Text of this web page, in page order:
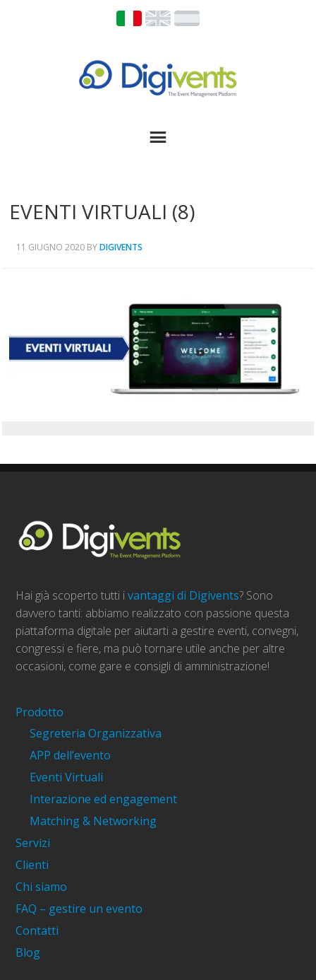
EVENTI VIRTUALI (8)
11 GIUGNO 2020 BYDIGIVENTS
Hai già scoperto tutti ivantaggi di Digivents? Sono
davvero tanti: abbiamo realizzato con passione questa
piattaforma digitale per aiutarti a gestire eventi, convegni,
congressi e fiere, ma può tornare utile anche per altre
occasioni, come gare e consigli di amministrazione!
Prodotto
Segreteria Organizzativa
APP dell’evento
Eventi Virtuali
Interazione ed engagement
Matching & Networking
Servizi
Clienti
Chi siamo
FAQ – gestire un evento
Contatti
Blog